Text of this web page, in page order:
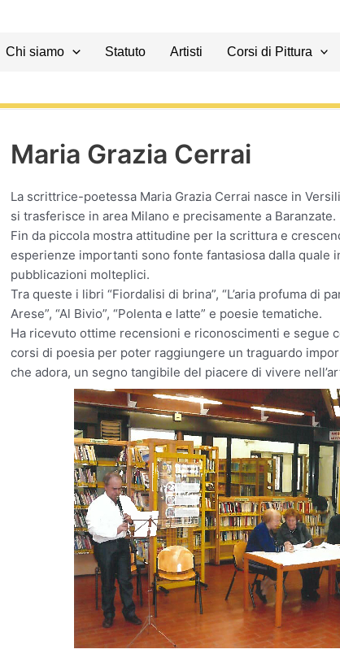
Chi siamo Statuto Artisti Corsi di Pittura
Maria Grazia Cerrai
La scrittrice-poetessa Maria Grazia Cerrai nasce in
si trasferisce in area Milano e precisamente a Baranzate.
Fin da piccola mostra attitudine per la scrittura e
esperienze importanti sono fonte fantasiosa dalla quale
pubblicazioni molteplici.
Tra queste i libri “Fiordalisi di brina”, “L’aria profuma di
Arese”, “Al Bivio”, “Polenta e latte” e poesie tematiche.
Ha ricevuto ottime recensioni e riconoscimenti e segue
corsi di poesia per poter raggiungere un traguardo
che adora, un segno tangibile del piacere di vivere